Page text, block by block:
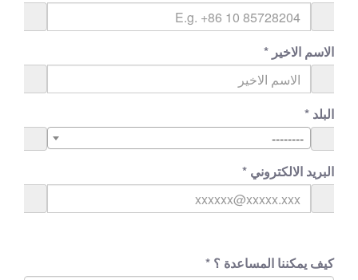
الاسم الاخير *
البلد *
--------
البريد الالكتروني *
كيف يمكننا المساعدة ؟ *